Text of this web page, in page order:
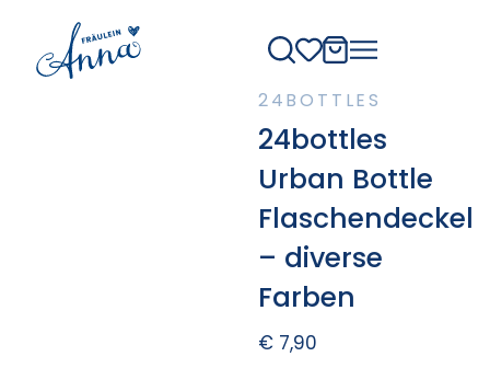
24BOTTLES
24bottles
Urban Bottle
Flaschendeckel
– diverse
Farben
€7,90